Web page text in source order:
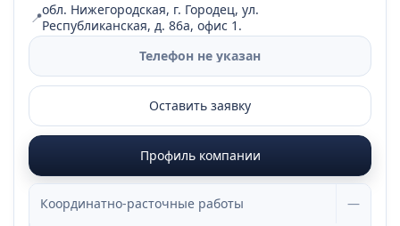
📍обл. Нижегородская, г. Городец, ул.
Республиканская, д. 86а, офис 1.
Телефон не указан
Оставить заявку
Профиль компании
Координатно-расточные работы —